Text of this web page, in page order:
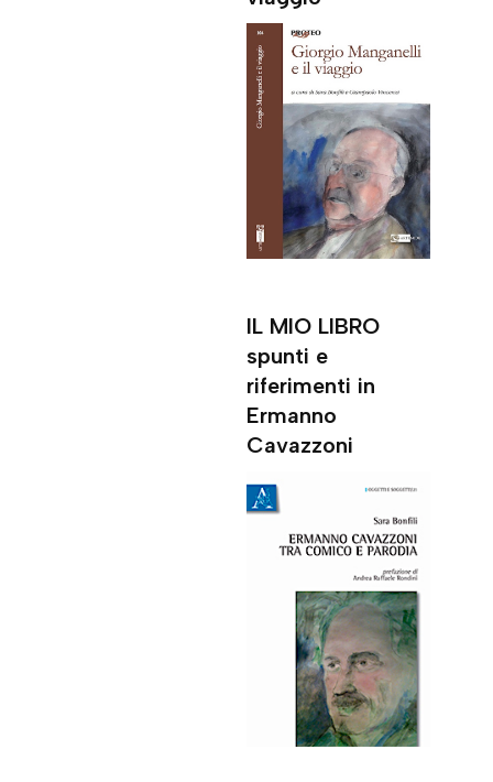
IL MIO LIBRO
spunti e
riferimenti in
Ermanno
Cavazzoni